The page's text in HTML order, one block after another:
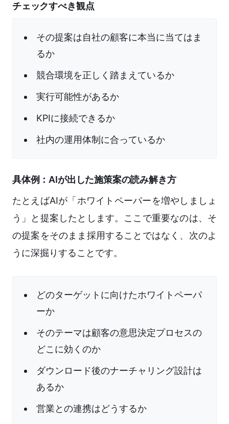
チェックすべき観点
その提案は自社の顧客に本当に当てはま
るか
競合環境を正しく踏まえているか
実行可能性があるか
KPIに接続できるか
社内の運用体制に合っているか
具体例：AIが出した施策案の読み解き方
たとえばAIが「ホワイトペーパーを増やしましょ
う」と提案したとします。ここで重要なのは、そ
の提案をそのまま採用することではなく、次のよ
うに深掘りすることです。
どのターゲットに向けたホワイトペーパ
ーか
そのテーマは顧客の意思決定プロセスの
どこに効くのか
ダウンロード後のナーチャリング設計は
あるか
営業との連携はどうするか